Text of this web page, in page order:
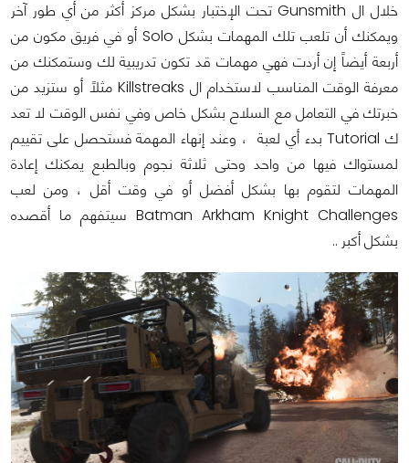
خلال ال Gunsmith تحت الإختبار بشكل مركز أكثر من أي طور آخر
ويمكنك أن تلعب تلك المهمات بشكل Solo أو في فريق مكون من
أربعة أيضاً إن أردت فهي مهمات قد تكون تدريبية لك وستمكنك من
معرفة الوقت المناسب لاستخدام ال Killstreaks مثلاً أو ستزيد من
خبرتك في التعامل مع السلاح بشكل خاص وفي نفس الوقت لا تعد
ك Tutorial بدء أي لعبة ، وعند إنهاء المهمة فستحصل على تقييم
لمستواك فيها من واحد وحتى ثلاثة نجوم وبالطبع يمكنك إعادة
المهمات لتقوم بها بشكل أفضل أو في وقت أقل ، ومن لعب
Batman Arkham Knight Challenges سيتفهم ما أقصده
بشكل أكبر ..